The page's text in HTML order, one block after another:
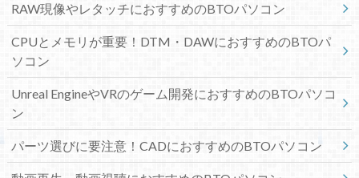
RAW現像やレタッチにおすすめのBTOパソコン
CPUとメモリが重要！DTM・DAWにおすすめのBTOパ
ソコン
Unreal EngineやVRのゲーム開発におすすめのBTOパソコ
ン
パーツ選びに要注意！CADにおすすめのBTOパソコン